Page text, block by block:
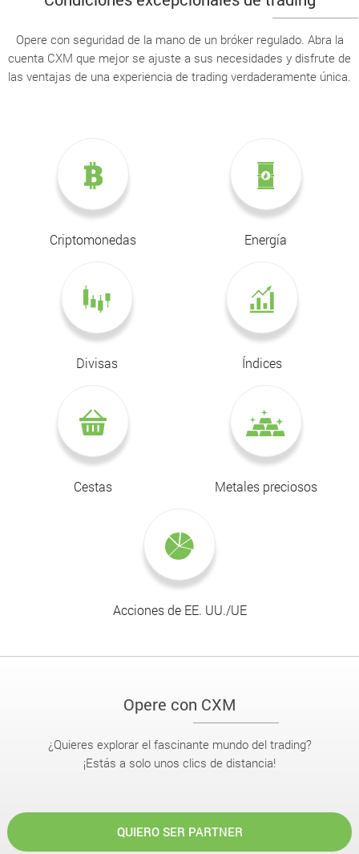
Opere con seguridad de la mano de un bróker regulado. Abra la
cuenta CXM que mejor se ajuste a sus necesidades y disfrute de
las ventajas de una experiencia de trading verdaderamente única.
Criptomonedas Energía
Divisas Índices
Cestas Metales preciosos
Acciones de EE. UU./UE
Opere con CXM
¿Quieres explorar el fascinante mundo del trading?
¡Estás a solo unos clics de distancia!
QUIERO SER PARTNER